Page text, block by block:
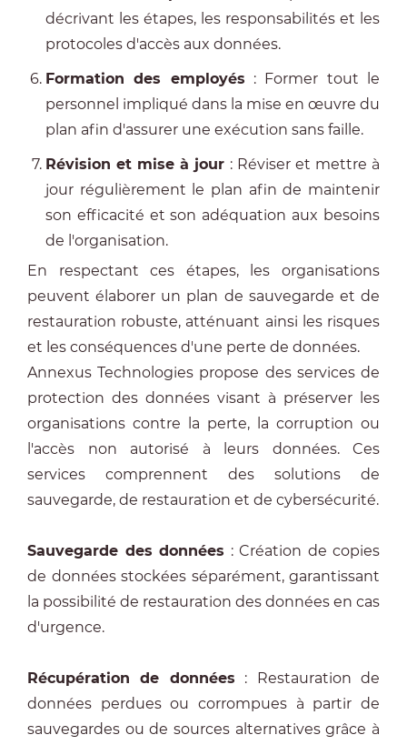
décrivant les étapes, les responsabilités et les
protocoles d'accès aux données.
Formation des employés : Former tout le
personnel impliqué dans la mise en œuvre du
plan afin d'assurer une exécution sans faille.
Révision et mise à jour : Réviser et mettre à
jour régulièrement le plan afin de maintenir
son efficacité et son adéquation aux besoins
de l'organisation.
En respectant ces étapes, les organisations
peuvent élaborer un plan de sauvegarde et de
restauration robuste, atténuant ainsi les risques
et les conséquences d'une perte de données.
Annexus Technologies propose des services de
protection des données visant à préserver les
organisations contre la perte, la corruption ou
l'accès non autorisé à leurs données. Ces
services comprennent des solutions de
sauvegarde, de restauration et de cybersécurité.
Sauvegarde des données : Création de copies
de données stockées séparément, garantissant
la possibilité de restauration des données en cas
d'urgence.
Récupération de données : Restauration de
données perdues ou corrompues à partir de
sauvegardes ou de sources alternatives grâce à